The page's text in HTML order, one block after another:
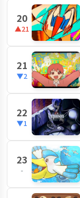
20
▲21
21
▼2
22
▼1
23
-